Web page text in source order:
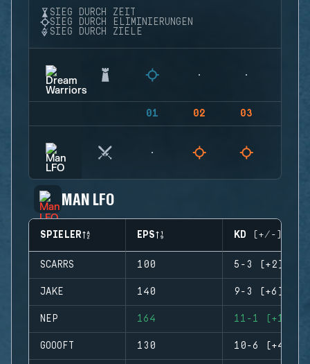
SIEG DURCH ZEIT
SIEG DURCH ELIMINIERUNGEN
SIEG DURCH ZIELE
01 02 03
MAN LFO
SPIELER EPS KD (+/-)
SCARRS 100 5-3 (+2)
JAKE 140 9-3 (+6)
NEP 164 11-1 (+10)
GOOOFT 130 10-6 (+4)